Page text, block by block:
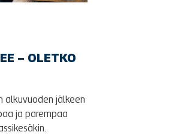
– OLETKO
alkuvuoden jälkeen
ja parempaa